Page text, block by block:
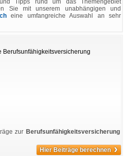
Tipps rund um das Themengebiet
Sie mit unserem unabhängigen und
eine umfangreiche Auswahl an sehr
zur Berufsunfähigkeitsversicherung
Hier Beiträge berechnen ›